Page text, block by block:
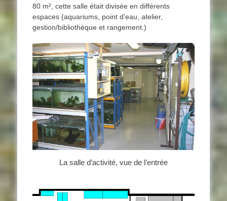
80 m², cette salle était divisée en différents
espaces (aquariums, point d’eau, atelier,
gestion/bibliothèque et rangement.)
La salle d’activité, vue de l’entrée